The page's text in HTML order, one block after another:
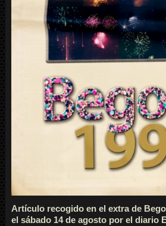
Artículo recogido en el extra de
el sábado 14 de agosto por el diario